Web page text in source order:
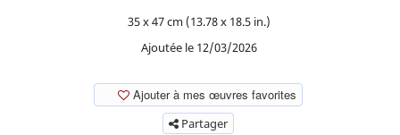
35 x 47 cm (13.78 x 18.5 in.)
Ajoutée le 12/03/2026
Ajouter à mes œuvres favorites
Partager